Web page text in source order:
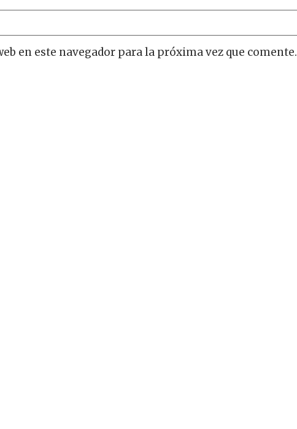
en este navegador para la próxima vez que comente.